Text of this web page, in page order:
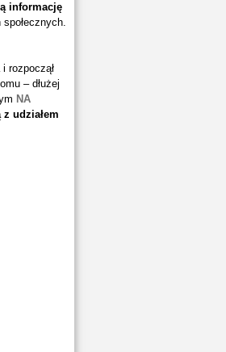
informację
rozpoczął
– dłużej
NA
udziałem